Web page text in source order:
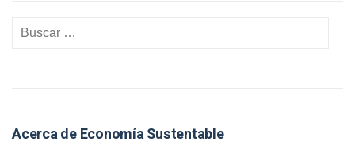
Acerca de Economía Sustentable